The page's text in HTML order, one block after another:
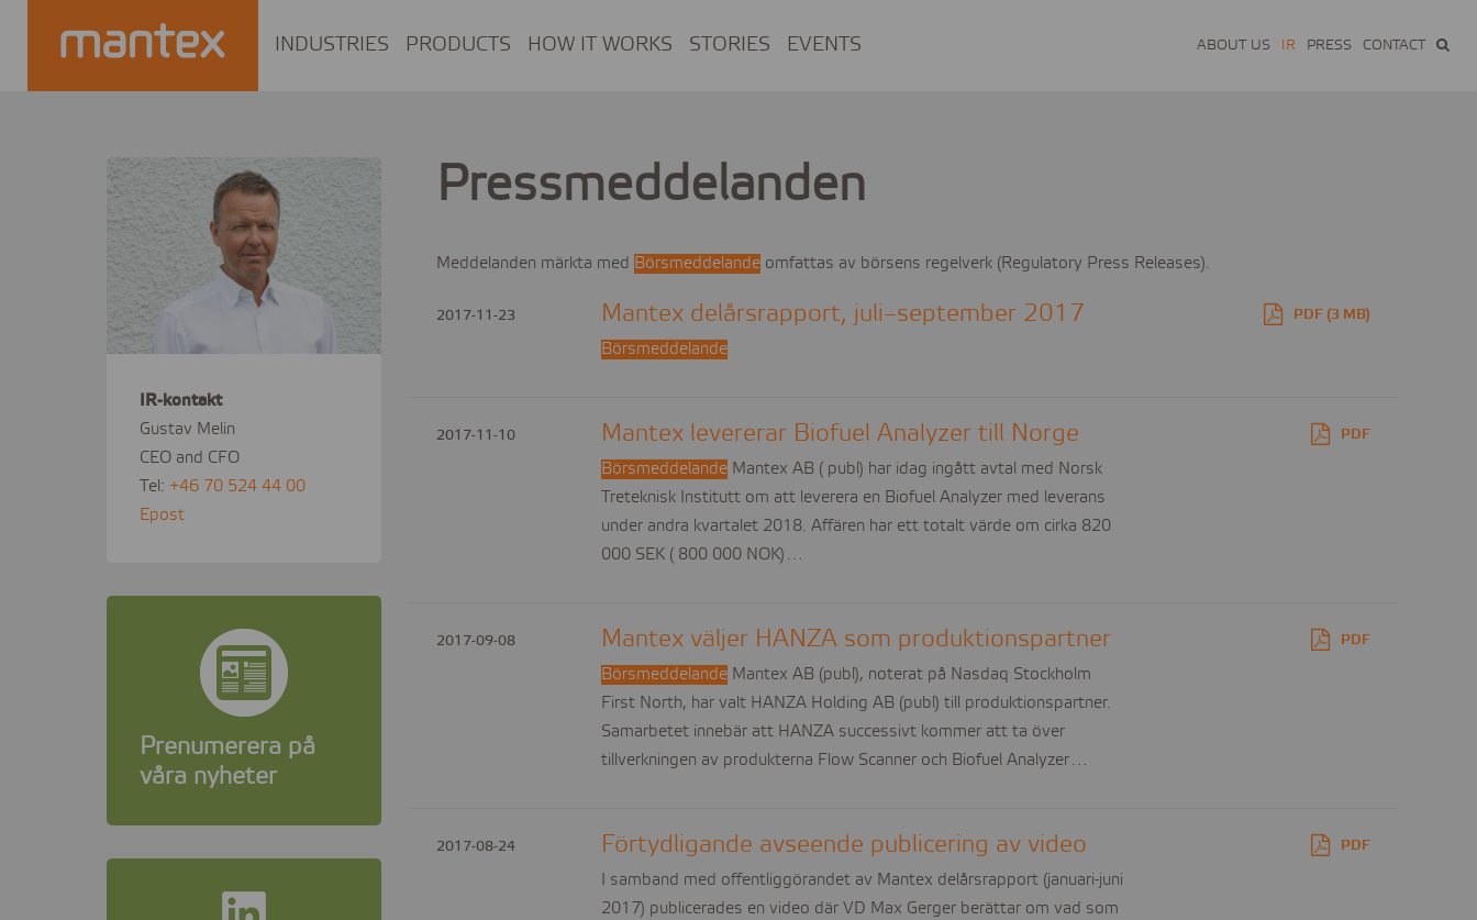
INDUSTRIES PRODUCTS HOW IT WORKS STORIES EVENTS ABOUT US IR PRESS CONTACT
IR-kontakt
Gustav Melin
CEO and CFO
Tel: +46 70 524 44 00
Epost
Prenumerera på
våra nyheter
Pressmeddelanden
Meddelanden märkta med Börsmeddelande omfattas av börsens regelverk (Regulatory Press Releases).
2017-11-23 Mantex delårsrapport, juli–september 2017
Börsmeddelande
PDF (3 MB)
2017-11-10 Mantex levererar Biofuel Analyzer till Norge
BörsmeddelandeMantex AB ( publ) har idag ingått avtal med Norsk
Treteknisk Institutt om att leverera en Biofuel Analyzer med leverans
under andra kvartalet 2018. Affären har ett totalt värde om cirka 820
000 SEK ( 800 000 NOK)…
PDF
2017-09-08 Mantex väljer HANZA som produktionspartner
BörsmeddelandeMantex AB (publ), noterat på Nasdaq Stockholm
First North, har valt HANZA Holding AB (publ) till produktionspartner.
Samarbetet innebär att HANZA successivt kommer att ta över
tillverkningen av produkterna Flow Scanner och Biofuel Analyzer…
PDF
2017-08-24 Förtydligande avseende publicering av video
I samband med offentliggörandet av Mantex delårsrapport (januari-juni
2017) publicerades en video där VD Max Gerger berättar om vad som
PDF